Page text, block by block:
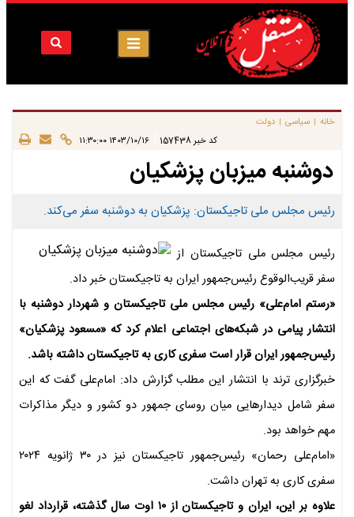
خانه | سیاسی | دولت
کد خبر 157438 ۱۴۰۳/۱۰/۱۶ ۱۱:۳۰:۰۰
دوشنبه میزبان پزشکیان
رئیس مجلس ملی تاجیکستان: پزشکیان به دوشنبه سفر می‌کند.
رئیس مجلس ملی تاجیکستان از
سفر قریب‌الوقوع رئیس‌جمهور ایران به تاجیکستان خبر داد.
«رستم‌ امام‌علی» رئیس مجلس ملی تاجیکستان و شهردار دوشنبه با
انتشار پیامی در شبکه‌های اجتماعی اعلام کرد که «مسعود پزشکیان»
رئیس‌جمهور ایران قرار است سفری کاری به تاجیکستان داشته باشد.
خبرگزاری ترند با انتشار این مطلب گزارش داد: امام‌علی گفت که این
سفر شامل دیدارهایی میان روسای جمهور دو کشور و دیگر مذاکرات
مهم خواهد بود.
«امام‌علی رحمان» رئیس‌جمهور تاجیکستان نیز در ۳۰ ژانویه ۲۰۲۴
سفری کاری به تهران داشت.
علاوه بر این، ایران و تاجیکستان از ۱۰ اوت سال گذشته، قرارداد لغو